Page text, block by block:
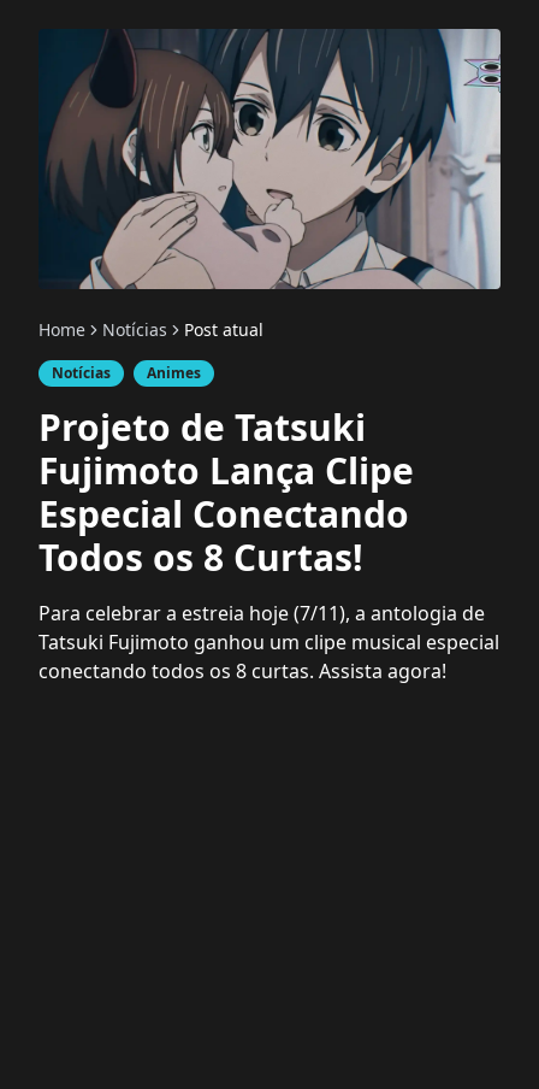
Home Notícias Post atual
Notícias Animes
Projeto de Tatsuki
Fujimoto Lança Clipe
Especial Conectando
Todos os 8 Curtas!
Para celebrar a estreia hoje (7/11), a antologia de
Tatsuki Fujimoto ganhou um clipe musical especial
conectando todos os 8 curtas. Assista agora!